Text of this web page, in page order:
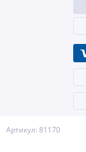
Артикул: 81170